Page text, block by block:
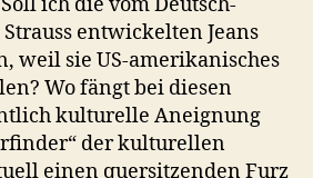
entwickelten Jeans
weil sie US-amerikanisches
Wo fängt bei diesen
kulturelle Aneignung
der kulturellen
einen quersitzenden Furz